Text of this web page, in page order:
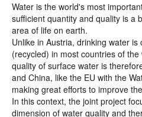
Water is the world's most
sufficient quantity and quality is a
area of life on earth.
Unlike in Austria, drinking water
(recycled) in most countries of
quality of surface water is
and China, like the EU with the
making great efforts to improve
In this context, the joint project
dimension of water quality and